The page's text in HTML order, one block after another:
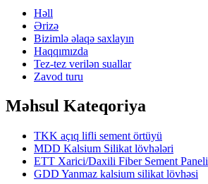
Həll
Ərizə
Bizimlə əlaqə saxlayın
Haqqımızda
Tez-tez verilən suallar
Zavod turu
Məhsul Kateqoriya
TKK açıq lifli sement örtüyü
MDD Kalsium Silikat lövhələri
ETT Xarici/Daxili Fiber Sement Paneli
GDD Yanmaz kalsium silikat lövhəsi